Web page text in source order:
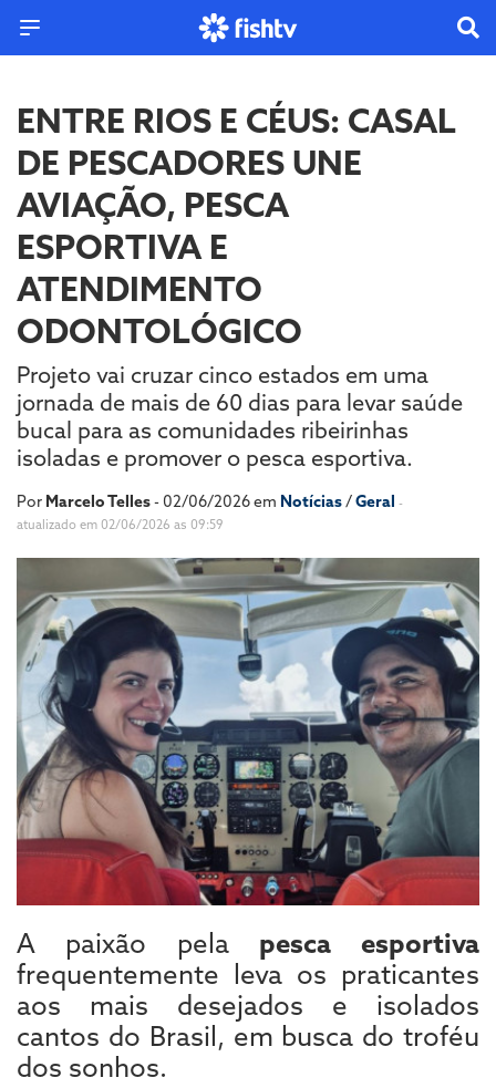
ENTRE RIOS E CÉUS: CASAL
DE PESCADORES UNE
AVIAÇÃO, PESCA
ESPORTIVA E
ATENDIMENTO
ODONTOLÓGICO
Projeto vai cruzar cinco estados em uma
jornada de mais de 60 dias para levar saúde
bucal para as comunidades ribeirinhas
isoladas e promover o pesca esportiva.
Por Marcelo Telles- 02/06/2026 em Notícias/Geral -
atualizado em 02/06/2026 as 09:59
A paixão pelapesca esportiva
frequentemente leva os praticantes
aos mais desejados e isolados
cantos do Brasil, em busca do troféu
dos sonhos.